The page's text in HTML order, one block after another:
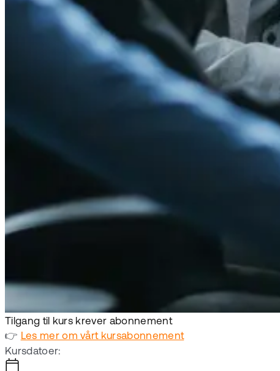
Tilgang til kurs krever abonnement
👉 Les mer om vårt kursabonnement
Kursdatoer: